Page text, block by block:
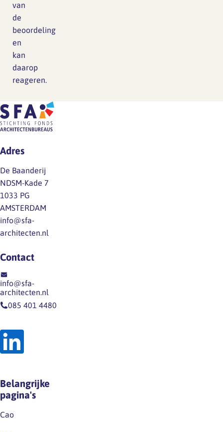
van
de
beoordeling
en
kan
daarop
reageren.
Adres
De Baanderij
NDSM-Kade 7
1033 PG
AMSTERDAM
info@sfa-
architecten.nl
Contact
info@sfa-
architecten.nl
085 401 4480
Belangrijke
pagina's
Cao